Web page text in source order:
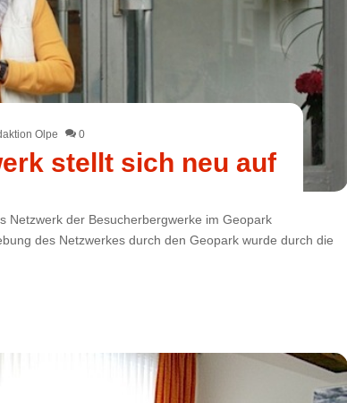
Olpe 0
stellt sich neu auf
Netzwerk der Besucherbergwerke im Geopark
des Netzwerkes durch den Geopark wurde durch die